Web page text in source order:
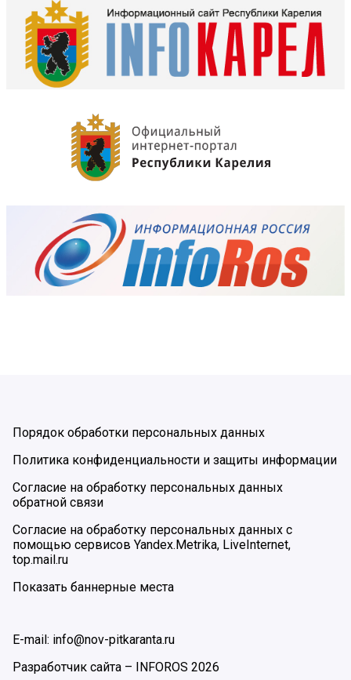
Порядок обработки персональных данных
Политика конфиденциальности и защиты информации
Согласие на обработку персональных данных
обратной связи
Согласие на обработку персональных данных с
помощью сервисов Yandex.Metrika, LiveInternet,
top.mail.ru
Показать баннерные места
E-mail: info@nov-pitkaranta.ru
Разработчик сайта –
INFOROS 2026